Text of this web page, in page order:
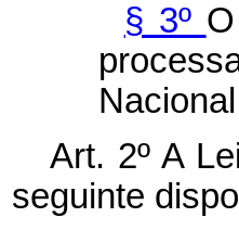
§ 3º
Art. 2º A
seguinte